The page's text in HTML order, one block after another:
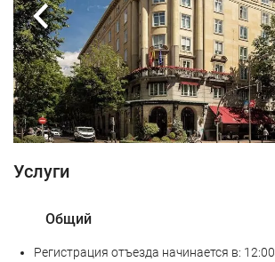
Предыдущий
Услуги
Общий
Регистрация отъезда начинается в: 12:00